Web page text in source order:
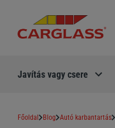
Javítás vagy csere
Főoldal Blog Autó karbantartás